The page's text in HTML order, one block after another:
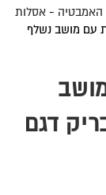
האמבטיה - אסלות
עם מושב נשלף
מבריק דגם